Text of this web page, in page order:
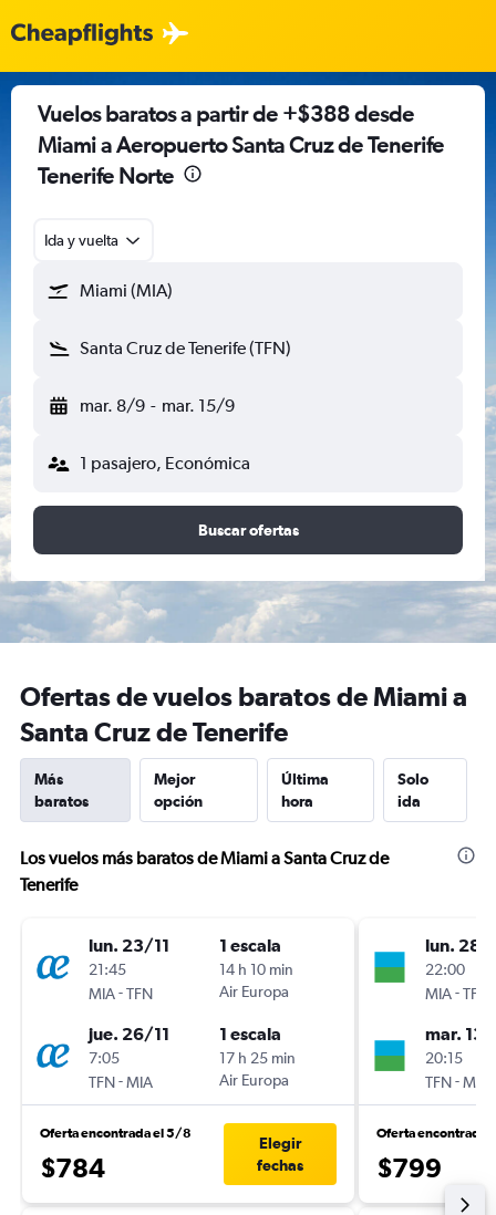
Vuelos baratos a partir de +$388 desde
Miami a Aeropuerto Santa Cruz de Tenerife
Tenerife Norte
Ida y vuelta
Miami (MIA)
Santa Cruz de Tenerife (TFN)
mar. 8/9 - mar. 15/9
1 pasajero, Económica
Buscar ofertas
Ofertas de vuelos baratos de Miami a
Santa Cruz de Tenerife
Más
baratos
Mejor
opción
Última
hora
Solo
ida
Los vuelos más baratos de Miami a Santa Cruz de
Tenerife
lun. 23/11
21:45
MIA-TFN
1 escala
14 h 10 min
Air Europa
jue. 26/11
7:05
TFN-MIA
1 escala
17 h 25 min
Air Europa
Oferta encontrada el 5/8
$784
Elegir
fechas
lun. 28/
22:00
MIA-TFN
mar. 13/
20:15
TFN-MIA
Oferta encontrada
$799